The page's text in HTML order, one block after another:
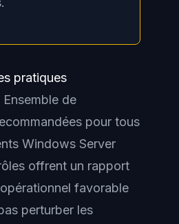
pratiques
Ensemble de
pour tous
Windows Server
offrent un rapport
favorable
perturber les